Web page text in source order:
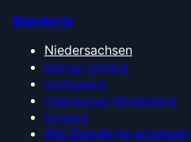
Standorte
Niedersachsen
Bremen-Umland
Ostfriesland
Oldenburger Münsterland
Emsland
Alle Standorte anzeigen